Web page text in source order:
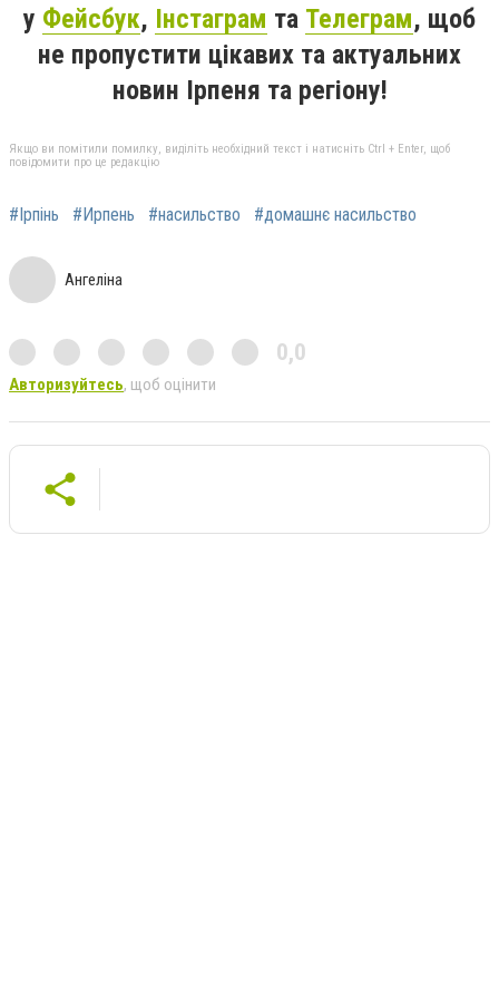
у Фейсбук, Інстаграм та Телеграм, щоб
не пропустити цікавих та актуальних
новин Ірпеня та регіону!
Якщо ви помітили помилку, виділіть необхідний текст і натисніть Ctrl + Enter, щоб
повідомити про це редакцію
#Ірпінь #Ирпень #насильство #домашнє насильство
Ангеліна
0,0
Авторизуйтесь, щоб оцінити